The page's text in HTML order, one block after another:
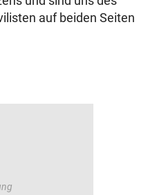
auf beiden Seiten